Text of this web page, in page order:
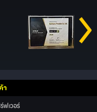
า
ฟเวอร์